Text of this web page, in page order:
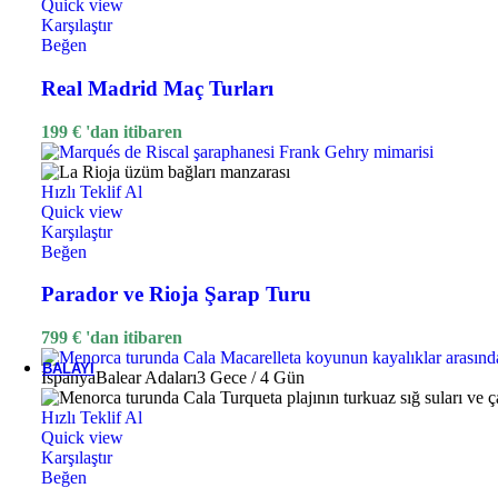
Karşılaştır
Beğen
-25% Popüler Tayland Koh Samui⭐⭐⭐⭐⭐
Hızlı Teklif Al
Quick view
Karşılaştır
Beğen
Amari Koh Samui
69€ Orijinal fiyat: 69 €. 52 Şu andaki fiyat: 52 €.
BALAYI
Maldivler
Quick view
Karşılaştır
Beğen
Real Madrid Maç Turları
199 € 'dan itibaren
Hızlı Teklif Al
Quick view
Karşılaştır
Beğen
Parador ve Rioja Şarap Turu
799 € 'dan itibaren
İspanyaBalear Adaları3 Gece / 4 Gün
Hızlı Teklif Al
Quick view
Karşılaştır
Beğen